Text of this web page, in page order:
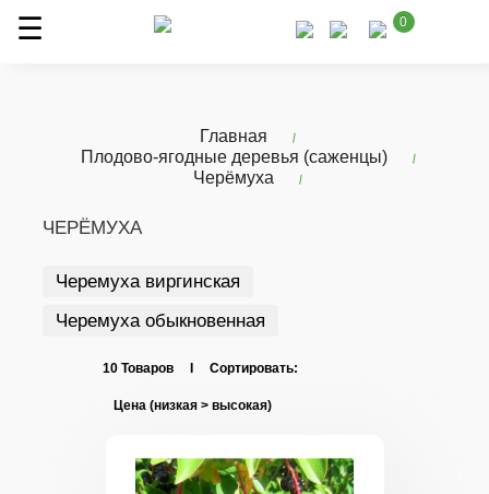
0
Главная
Плодово-ягодные деревья (саженцы)
Черёмуха
ЧЕРЁМУХА
Черемуха виргинская
Черемуха обыкновенная
10 Товаров I Сортировать: